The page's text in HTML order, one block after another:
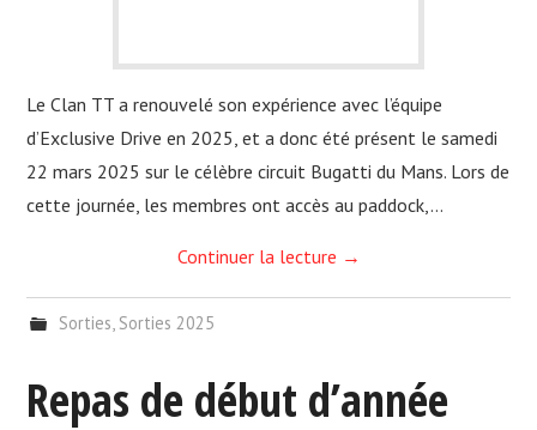
Le Clan TT a renouvelé son expérience avec l’équipe
d’Exclusive Drive en 2025, et a donc été présent le samedi
22 mars 2025 sur le célèbre circuit Bugatti du Mans. Lors de
cette journée, les membres ont accès au paddock,…
Continuer la lecture →
Sorties, Sorties 2025
Repas de début d’année